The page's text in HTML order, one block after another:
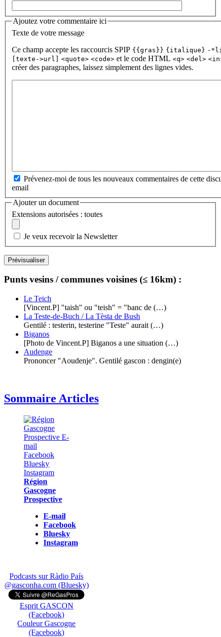
Ajoutez votre commentaire ici
Texte de votre message
Ce champ accepte les raccourcis SPIP {{gras}} {italique} -
[texte->url]
<quote> <code> et le code HTML <q> <del>
créer des paragraphes, laissez simplement des lignes vides.
Prévenez-moi de tous les nouveaux commentaires de cette
email
Ajouter un document
Extensions autorisées : toutes
Je veux recevoir la Newsletter
Punts vesins / communes voisines (≤ 16km) :
Le Teich
[Vincent.P] "taish" ou "teish" = "banc de (…)
La Teste-de-Buch / La Tèsta de Bush
Gentilé : testerin, testerine "Teste" aurait (…)
Biganos
[Photo de Vincent.P] Biganos a une situation (…)
Audenge
Prononcer "Aoudenje". Gentilé gascon : dengin(e)
Sommaire Articles
Région
Gascogne
Prospective
E-mail
Facebook
Bluesky
Instagram
Podcasts sur Ràdio País
@gasconha.com (Bluesky)
Esprit GASCON
(Facebook)
Couleur Gascogne
(Facebook)